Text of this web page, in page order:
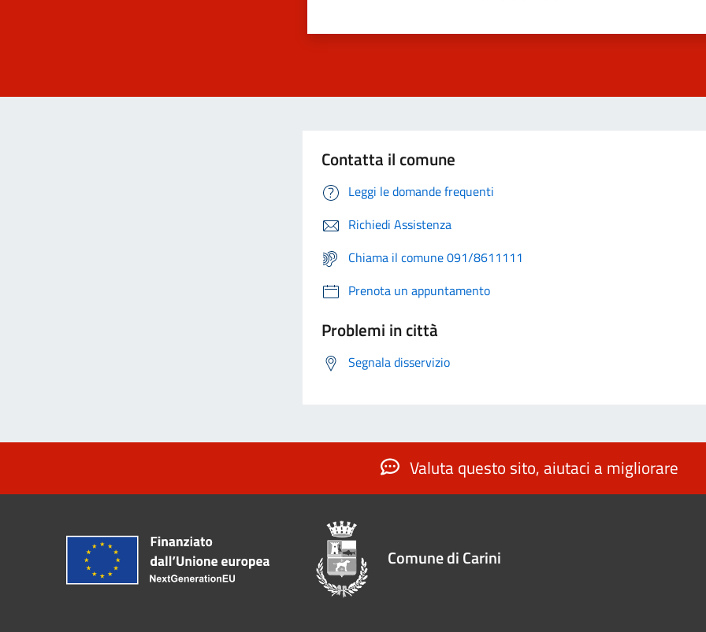
Contatta il comune
Leggi le domande frequenti
Richiedi Assistenza
Chiama il comune 091/8611111
Prenota un appuntamento
Problemi in città
Segnala disservizio
Valuta questo sito, aiutaci a migliorare
Comune di Carini